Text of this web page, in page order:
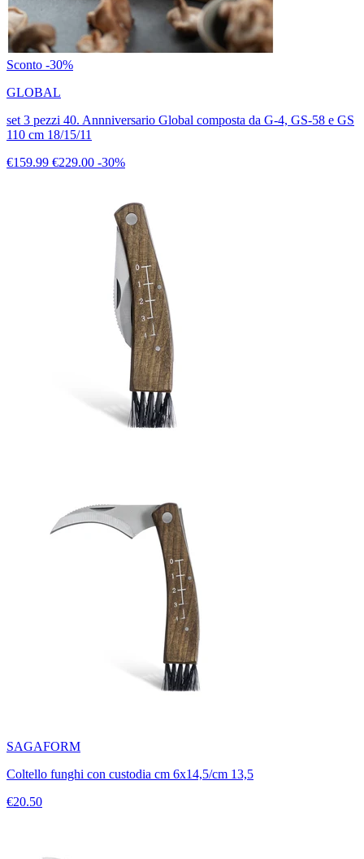
Sconto -30%
GLOBAL
set 3 pezzi 40. Annniversario Global composta da G-4, GS-58 e GS
110 cm 18/15/11
€159.99 €229.00 -30%
SAGAFORM
Coltello funghi con custodia cm 6x14,5/cm 13,5
€20.50